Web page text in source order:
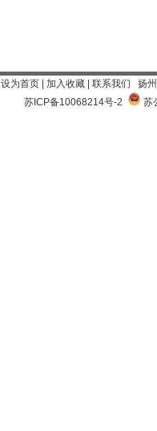
设为首页 加入收藏 联系我们 扬
苏ICP备10068214号-2
苏